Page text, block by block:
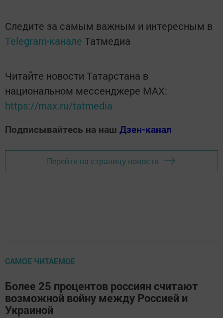
Следите за самым важным и интересным в
Telegram-канале Татмедиа
Читайте новости Татарстана в
национальном мессенджере MАХ:
https://max.ru/tatmedia
Подписывайтесь на наш Дзен-канал
Перейти на страницу новости
САМОЕ ЧИТАЕМОЕ
Более 25 процентов россиян считают
возможной войну между Россией и
Украиной